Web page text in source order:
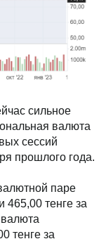
сильное
торговых
декабря